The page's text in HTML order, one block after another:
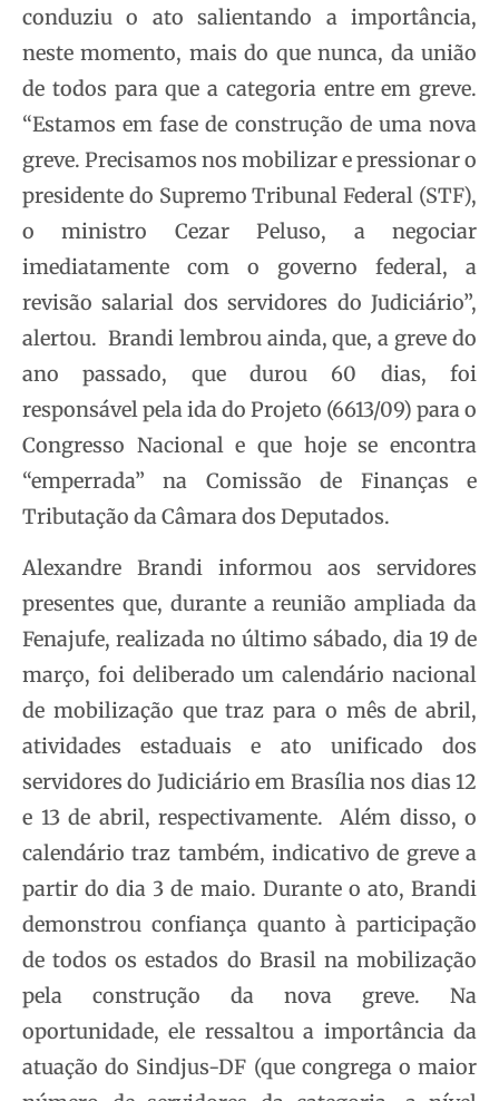
conduziu o ato salientando a importância,
neste momento, mais do que nunca, da união
de todos para que a categoria entre em greve.
“Estamos em fase de construção de uma nova
greve. Precisamos nos mobilizar e pressionar o
presidente do Supremo Tribunal Federal (STF),
o ministro Cezar Peluso, a negociar
imediatamente com o governo federal, a
revisão salarial dos servidores do Judiciário”,
alertou. Brandi lembrou ainda, que, a greve do
ano passado, que durou 60 dias, foi
responsável pela ida do Projeto (6613/09) para o
Congresso Nacional e que hoje se encontra
“emperrada” na Comissão de Finanças e
Tributação da Câmara dos Deputados.
Alexandre Brandi informou aos servidores
presentes que, durante a reunião ampliada da
Fenajufe, realizada no último sábado, dia 19 de
março, foi deliberado um calendário nacional
de mobilização que traz para o mês de abril,
atividades estaduais e ato unificado dos
servidores do Judiciário em Brasília nos dias 12
e 13 de abril, respectivamente. Além disso, o
calendário traz também, indicativo de greve a
partir do dia 3 de maio. Durante o ato, Brandi
demonstrou confiança quanto à participação
de todos os estados do Brasil na mobilização
pela construção da nova greve. Na
oportunidade, ele ressaltou a importância da
atuação do Sindjus-DF (que congrega o maior